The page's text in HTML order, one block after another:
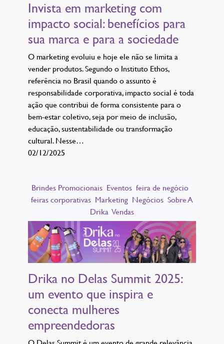
Invista em marketing com
impacto social: benefícios para
sua marca e para a sociedade
O marketing evoluiu e hoje ele não se limita a
vender produtos. Segundo o Instituto Ethos,
referência no Brasil quando o assunto é
responsabilidade corporativa, impacto social é toda
ação que contribui de forma consistente para o
bem-estar coletivo, seja por meio de inclusão,
educação, sustentabilidade ou transformação
cultural. Nesse…
02/12/2025
Brindes Promocionais Eventos feira de negócio
feiras corporativas Marketing Negócios Sobre A
Drika Vendas
Drika no Delas Summit 2025:
um evento que inspira e
conecta mulheres
empreendedoras